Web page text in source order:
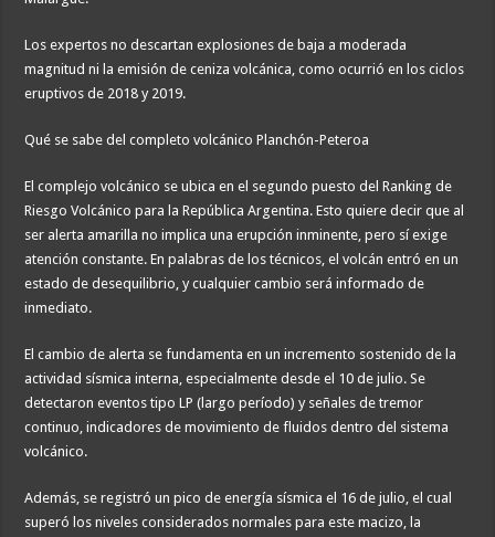
Los expertos no descartan explosiones de baja a moderada
magnitud ni la emisión de ceniza volcánica, como ocurrió en los ciclos
eruptivos de 2018 y 2019.
Qué se sabe del completo volcánico Planchón-Peteroa
El complejo volcánico se ubica en el segundo puesto del Ranking de
Riesgo Volcánico para la República Argentina. Esto quiere decir que al
ser alerta amarilla no implica una erupción inminente, pero sí exige
atención constante. En palabras de los técnicos, el volcán entró en un
estado de desequilibrio, y cualquier cambio será informado de
inmediato.
El cambio de alerta se fundamenta en un incremento sostenido de la
actividad sísmica interna, especialmente desde el 10 de julio. Se
detectaron eventos tipo LP (largo período) y señales de tremor
continuo, indicadores de movimiento de fluidos dentro del sistema
volcánico.
Además, se registró un pico de energía sísmica el 16 de julio, el cual
superó los niveles considerados normales para este macizo, la